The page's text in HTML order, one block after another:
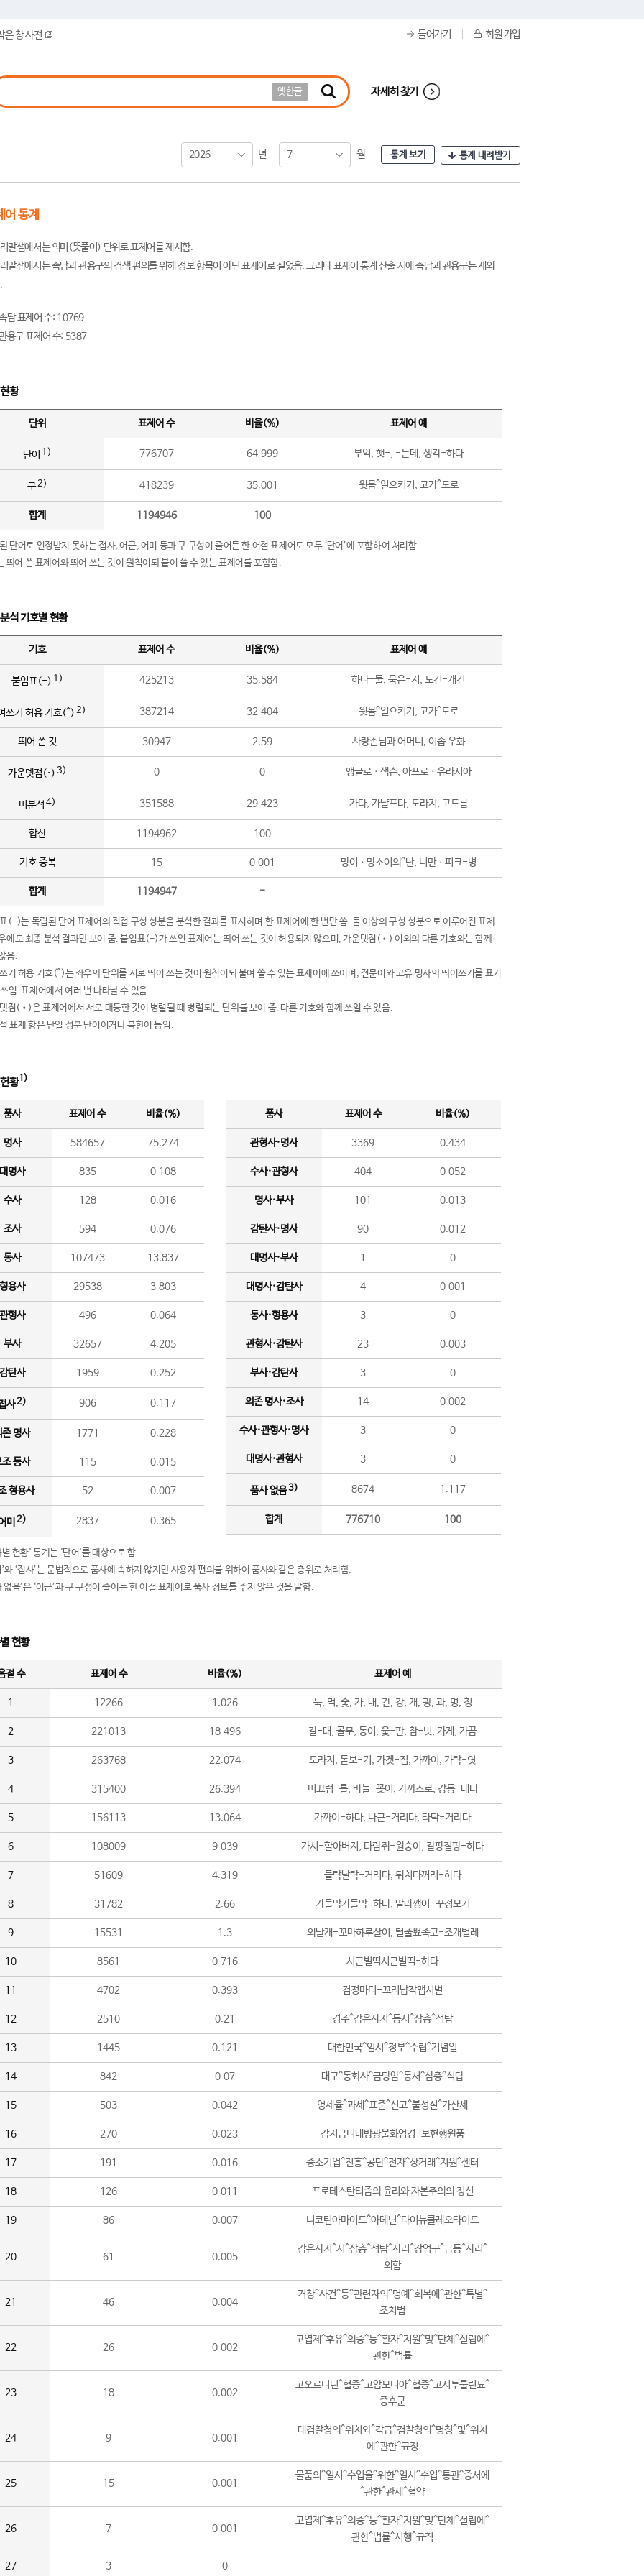
은 창 사전 들어가기 회원 가입
옛한글 자세히 찾기
2026 년 7 월 통계 보기 통계 내려받기
어 통계
말샘에서는 의미(뜻풀이) 단위로 표제어를 제시함.
말샘에서는 속담과 관용구의 검색 편의를 위해 정보 항목이 아닌 표제어로 실었음. 그러나 표제어 통계 산출 시에 속담과 관용구는 제외
담 표제어 수: 10769
용구 표제어 수: 5387
황
단위 표제어 수 비율(%) 표제어 예
단어 1) 776707 64.999 부엌, 햇-, -는데, 생각-하다
구2) 418239 35.001 윗몸^일으키기, 고가^도로
합계 1194946 100
단어로 인정받지 못하는 접사, 어근, 어미 등과 구 구성이 줄어든 한 어절 표제어도 모두 ‘단어’에 포함하여 처리함.
띄어 쓴 표제어와 띄어 쓰는 것이 원칙이되 붙여 쓸 수 있는 표제어를 포함함.
석 기호별 현황
기호 표제어 수 비율(%) 표제어 예
붙임표(-) 1) 425213 35.584 하나-둘, 묵은-지, 도긴-개긴
쓰기 허용 기호(^) 2) 387214 32.404 윗몸^일으키기, 고가^도로
띄어 쓴 것 30947 2.59 사랑손님과 어머니, 이솝 우화
가운뎃점(·) 3) 0 0 앵글로ㆍ색슨, 아프로ㆍ유라시아
미분석 4) 351588 29.423 가다, 가냘프다, 도라지, 고드름
합산 1194962 100
기호 중복 15 0.001 망이ㆍ망소이의^난, 니만ㆍ피크-병
합계 1194947 -
(-)는 독립된 단어 표제어의 직접 구성 성분을 분석한 결과를 표시하며 한 표제어에 한 번만 씀. 둘 이상의 구성 성분으로 이루어진 표제
에도 최종 분석 결과만 보여 줌. 붙임표(-)가 쓰인 표제어는 띄어 쓰는 것이 허용되지 않으며, 가운뎃점(•) 이외의 다른 기호와는 함께
음.
기 허용 기호(^)는 좌우의 단위를 서로 띄어 쓰는 것이 원칙이되 붙여 쓸 수 있는 표제어에 쓰이며, 전문어와 고유 명사의 띄어쓰기를 표기
임. 표제어에서 여러 번 나타날 수 있음.
점(•)은 표제어에서 서로 대등한 것이 병렬될 때 병렬되는 단위를 보여 줌. 다른 기호와 함께 쓰일 수 있음.
표제 항은 단일 성분 단어이거나 북한어 등임.
황1)
품사 표제어 수 비율(%)
명사 584657 75.274
명사 835 0.108
수사 128 0.016
조사 594 0.076
동사 107473 13.837
용사 29538 3.803
형사 496 0.064
부사 32657 4.205
탄사 1959 0.252
사2) 906 0.117
존 명사 1771 0.228
조 동사 115 0.015
형용사 52 0.007
미 2) 2837 0.365
품사 표제어 수 비율(%)
관형사·명사 3369 0.434
수사·관형사 404 0.052
명사·부사 101 0.013
감탄사·명사 90 0.012
대명사·부사 1 0
대명사·감탄사 4 0.001
동사·형용사 3 0
관형사·감탄사 23 0.003
부사·감탄사 3 0
의존 명사·조사 14 0.002
수사·관형사·명사 3 0
대명사·관형사 3 0
품사 없음3) 8674 1.117
합계 776710 100
현황' 통계는 '단어'를 대상으로 함.
와 ‘접사’는 문법적으로 품사에 속하지 않지만 사용자 편의를 위하여 품사와 같은 층위로 처리함.
없음’은 ‘어근’과 구 구성이 줄어든 한 어절 표제어로 품사 정보를 주지 않은 것을 말함.
현황
절 수 표제어 수 비율(%) 표제어 예
1 12266 1.026 둑, 먹, 숯, 가, 내, 간, 강, 개, 광, 과, 명, 청
2 221013 18.496 갈-대, 골무, 동이, 윷-판, 참-빗, 가게, 가끔
3 263768 22.074 도라지, 돋보-기, 가겟-집, 가까이, 가락-엿
4 315400 26.394 미끄럼-틀, 바늘-꽂이, 가까스로, 강동-대다
5 156113 13.064 가까이-하다, 나근-거리다, 타닥-거리다
6 108009 9.039 가시-할아버지, 다람쥐-원숭이, 갈팡질팡-하다
7 51609 4.319 들락날락-거리다, 뒤치다꺼리-하다
8 31782 2.66 가들막가들막-하다, 말라깽이-꾸정모기
9 15531 1.3 외날개-꼬마하루살이, 털줄뾰족코-조개벌레
10 8561 0.716 시근벌떡시근벌떡-하다
11 4702 0.393 검정마디-꼬리납작맵시벌
12 2510 0.21 경주^감은사지^동서^삼층^석탑
13 1445 0.121 대한민국^임시^정부^수립^기념일
14 842 0.07 대구^동화사^금당암^동서^삼층^석탑
15 503 0.042 영세율^과세^표준^신고^불성실^가산세
16 270 0.023 감지금니대방광불화엄경-보현행원품
17 191 0.016 중소기업^진흥^공단^전자^상거래^지원^센터
18 126 0.011 프로테스탄티즘의 윤리와 자본주의의 정신
19 86 0.007 니코틴아마이드^아데닌^다이뉴클레오타이드
20 61 0.005
감은사지^서^삼층^석탑^사리^장엄구^금동^사리^
외함
21 46 0.004
거창^사건^등^관련자의^명예^회복에^관한^특별^
조치법
22 26 0.002
고엽제^후유^의증^등^환자^지원^및^단체^설립에^
관한^법률
23 18 0.002
고오르니틴^혈증^고암모니아^혈증^고시투룰린뇨^
증후군
24 9 0.001
대검찰청의^위치와^각급^검찰청의^명칭^및^위치
에^관한^규정
25 15 0.001
물품의^일시^수입을^위한^일시^수입^통관^증서에
^관한^관세^협약
26 7 0.001
고엽제^후유^의증^등^환자^지원^및^단체^설립에^
관한^법률^시행^규칙
27 3 0